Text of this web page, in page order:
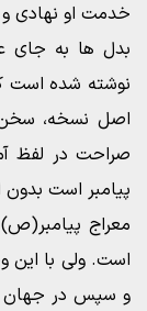
خدمت او نهادی و
بدل ها به جای
نوشته شده است
اصل نسخه، سخن
صراحت در لفظ
پیامبر است بدون
معراج
است. ولی با این
و سپس در جهان